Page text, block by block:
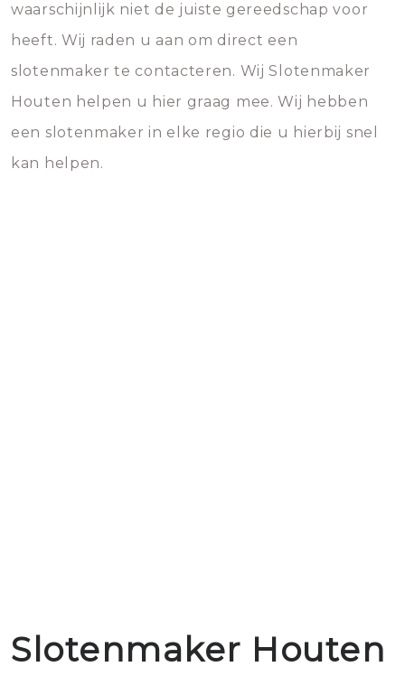
waarschijnlijk niet de juiste gereedschap voor
heeft. Wij raden u aan om direct een
slotenmaker te contacteren. Wij Slotenmaker
Houten helpen u hier graag mee. Wij hebben
een slotenmaker in elke regio die u hierbij snel
kan helpen.
Slotenmaker Houten